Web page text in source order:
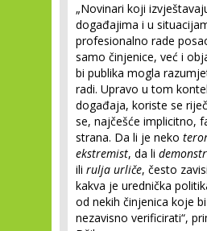
„Novinari koji
događajima i u
profesionalno rade
samo činjenice, već i
bi publika mogla
radi. Upravo u tom
događaja, koriste se
se, najčešće implicitno,
strana. Da li je neko
ekstremist, da li
ili rulja urliče, često
kakva je urednička
od nekih činjenica koje
nezavisno verificirati“,